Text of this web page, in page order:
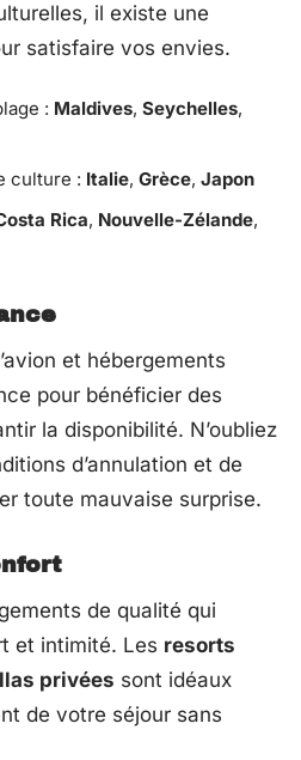
il existe une
satisfaire vos envies.
: Maldives, Seychelles,
culture : Italie, Grèce, Japon
Rica, Nouvelle-Zélande,
et hébergements
pour bénéficier des
la disponibilité. N’oubliez
d’annulation et de
toute mauvaise surprise.
de qualité qui
et intimité. Les resorts
privées sont idéaux
de votre séjour sans